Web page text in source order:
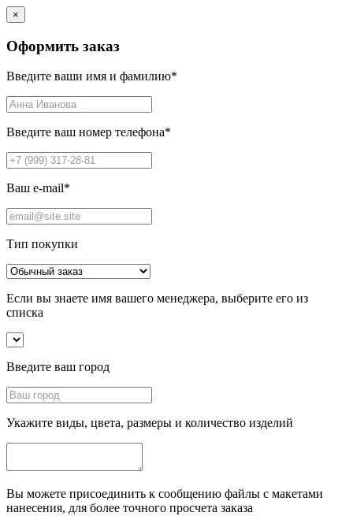
×
Оформить заказ
Введите ваши имя и фамилию*
Введите ваш номер телефона*
Ваш e-mail*
Тип покупки
Если вы знаете имя вашего менеджера, выберите его из
списка
Введите ваш город
Укажите виды, цвета, размеры и количество изделий
Вы можете присоединить к сообщению файлы с макетами
нанесения, для более точного просчета заказа